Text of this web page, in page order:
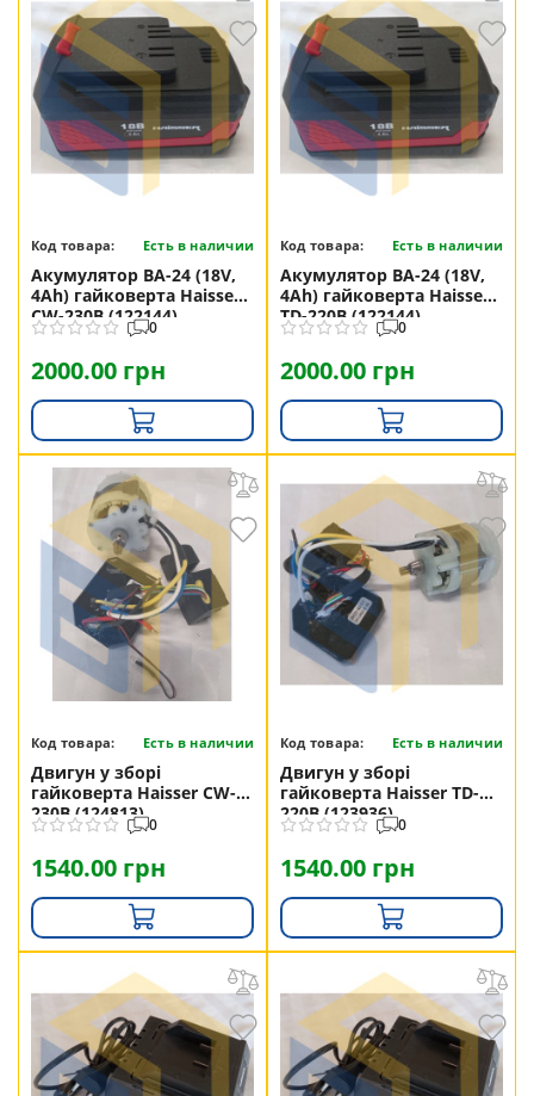
Код товара: Есть в наличии
Акумулятор ВА-24 (18V,
4Ah) гайковерта Haisser
CW-230B (122144)
0
2000.00 грн
Код товара: Есть в наличии
Акумулятор ВА-24 (18V,
4Ah) гайковерта Haisser
TD-220B (122144)
0
2000.00 грн
Код товара: Есть в наличии
Двигун у зборі
гайковерта Haisser CW-
230B (124813)
0
1540.00 грн
Код товара: Есть в наличии
Двигун у зборі
гайковерта Haisser TD-
220B (123936)
0
1540.00 грн